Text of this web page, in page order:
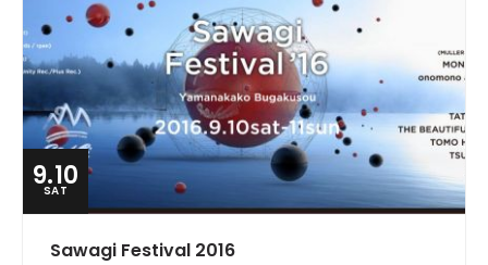
9.10
SAT
Sawagi Festival 2016